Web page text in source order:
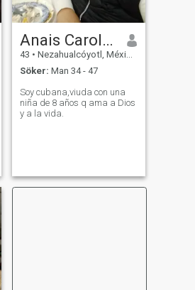
Anais Carolina
43 • Nezahualcóyotl, México, Mexico
Söker: Man 34 - 47
Soy cubana,viuda con una
niña de 8 años q ama a Dios
y a la vida.